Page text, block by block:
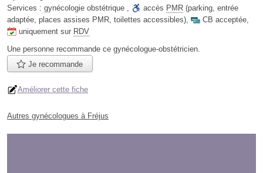
Services : gynécologie obstétrique , accès PMR (parking, entrée
adaptée, places assises PMR, toilettes accessibles), CB acceptée,
uniquement sur RDV
Une personne recommande ce gynécologue-obstétricien.
Je recommande
Améliorer cette fiche
Autres gynécologues à Fréjus